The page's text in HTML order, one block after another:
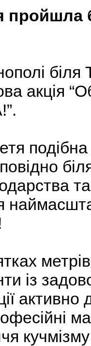
пройшла
біля
акція
подібна
із
кучмізму